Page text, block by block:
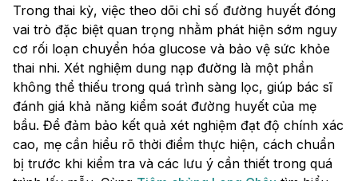
Trong thai kỳ, việc theo dõi chỉ số đường huyết đóng
vai trò đặc biệt quan trọng nhằm phát hiện sớm nguy
cơ rối loạn chuyển hóa glucose và bảo vệ sức khỏe
thai nhi. Xét nghiệm dung nạp đường là một phần
không thể thiếu trong quá trình sàng lọc, giúp bác sĩ
đánh giá khả năng kiểm soát đường huyết của mẹ
bầu. Để đảm bảo kết quả xét nghiệm đạt độ chính xác
cao, mẹ cần hiểu rõ thời điểm thực hiện, cách chuẩn
bị trước khi kiểm tra và các lưu ý cần thiết trong quá